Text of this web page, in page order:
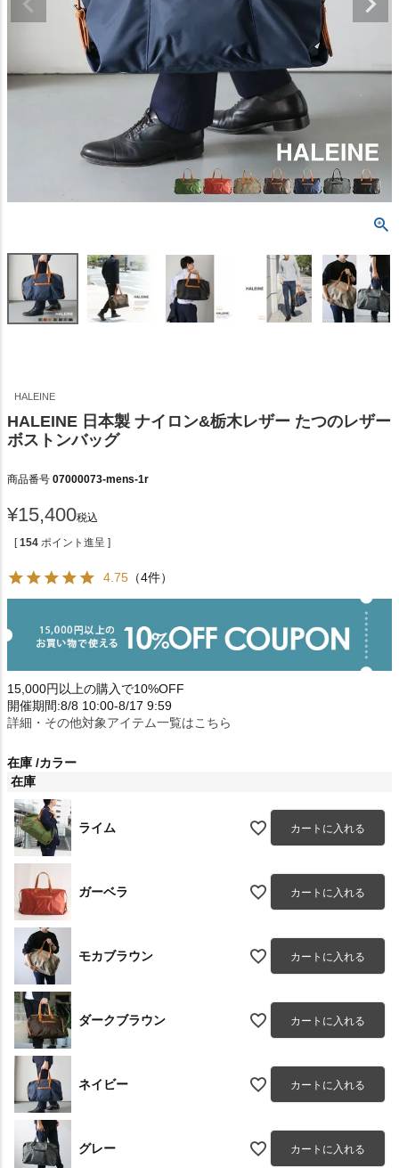
HALEINE
HALEINE 日本製 ナイロン&栃木レザー たつのレザー
ボストンバッグ
商品番号 07000073-mens-1r
¥15,400税込
[ 154 ポイント進呈 ]
4.75 （4件）
15,000円以上の購入で10%OFF
開催期間:8/8 10:00-8/17 9:59
詳細・その他対象アイテム一覧はこちら
在庫 カラー
在庫
ライム カートに入れる
ガーベラ カートに入れる
モカブラウン カートに入れる
ダークブラウン カートに入れる
ネイビー カートに入れる
グレー カートに入れる